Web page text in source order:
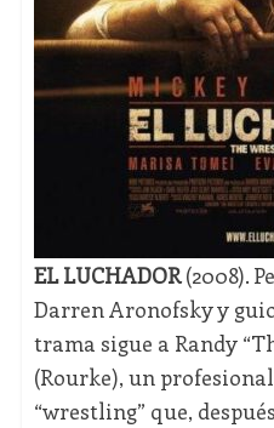
EL LUCHADOR(2008).
Darren Aronofsky y
trama sigue a Randy
(Rourke), un
“wrestling” que,